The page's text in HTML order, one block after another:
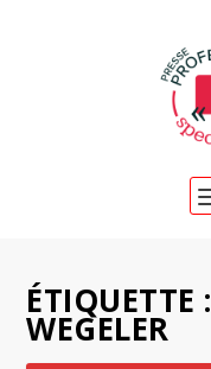
ÉTIQUETTE :
WEGELER